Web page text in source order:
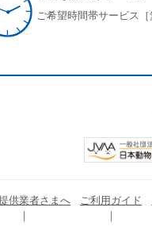
ご希望時間帯サービス［
供業者さまへ ご利用ガイド